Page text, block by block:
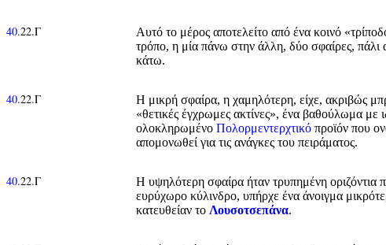
40.22.Γ
Αυτό το μέρος αποτελείτο από ένα κοινό
τρόπο, η μία πάνω στην άλλη, δύο σφαίρες, πάλι
κάτω.
40.22.Γ Η μικρή σφαίρα, η χαμηλότερη, είχε, ακριβώς
«θετικές έγχρωμες ακτίνες», ένα βαθούλωμα με
ολοκληρωμένο Πολορμεντερχτικό προϊόν που
απομονωθεί για τις ανάγκες του πειράματος.
40.22.Γ Η υψηλότερη σφαίρα ήταν τρυπημένη οριζόντια
ευρύχωρο κύλινδρο, υπήρχε ένα άνοιγμα
κατευθείαν το Λουσοτσεπάνα.